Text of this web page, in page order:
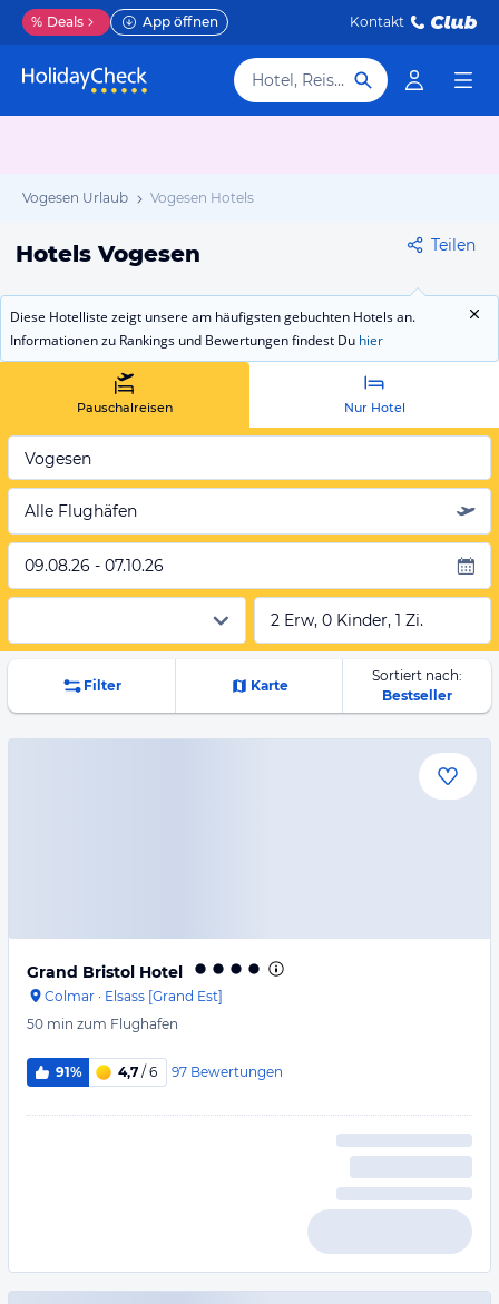
% Deals App öffnen Kontakt
Hotel, Reiseziel
Vogesen Urlaub Vogesen Hotels
Hotels Vogesen Teilen
Diese Hotelliste zeigt unsere am häufigsten gebuchten Hotels an.
Informationen zu Rankings und Bewertungen findest Du hier
Pauschalreisen Nur Hotel
Vogesen
Alle Flughäfen
09.08.26 - 07.10.26
2 Erw, 0 Kinder, 1 Zi.
Filter Karte
Sortiert nach:
Bestseller
Grand Bristol Hotel
Colmar · Elsass [Grand Est]
50 min zum Flughafen
91% 4,7 / 6 97 Bewertungen